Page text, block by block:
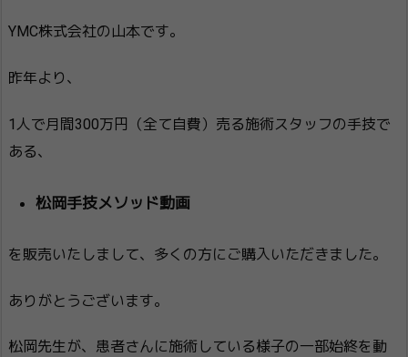
YMC株式会社の山本です。
昨年より、
1人で月間300万円（全て自費）売る施術スタッフの手技で
ある、
松岡手技メソッド動画
を販売いたしまして、多くの方にご購入いただきました。
ありがとうございます。
松岡先生が、患者さんに施術している様子の一部始終を動